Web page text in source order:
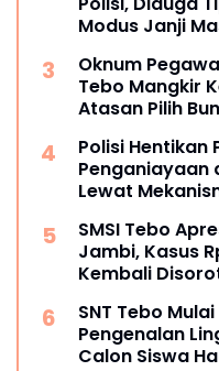
Modus Janji
Oknum
Tebo Mangkir
Atasan Pilih
Polisi Hentikan
Penganiayaan
Lewat
SMSI Tebo
Jambi, Kasus
Kembali
SNT Tebo
Pengenalan
Calon Siswa